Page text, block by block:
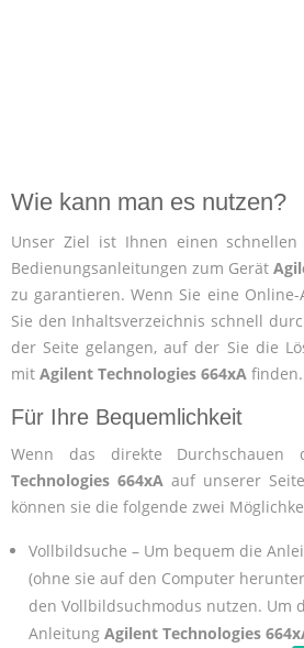
Wie kann man es nutzen?
Unser Ziel ist Ihnen einen
Bedienungsanleitungen zum Gerät
zu garantieren. Wenn Sie eine
Sie den Inhaltsverzeichnis schnell
der Seite gelangen, auf der Sie die
mit Agilent Technologies 664xA finden.
Für Ihre Bequemlichkeit
Wenn das direkte Durchschauen
Technologies 664xAauf unserer
können sie die folgende zwei
Vollbildsuche – Um bequem die
(ohne sie auf den Computer
den Vollbildsuchmodus nutzen. Um
Anleitung Agilent Technologies